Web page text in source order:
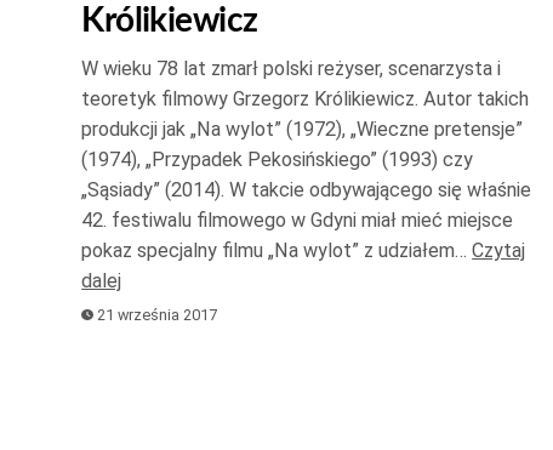
do
dołu
aby
zwiększyć
lub
zmniejszyć
Królikiewicz
W wieku 78 lat zmarł polski reżyser, scenarzysta i
teoretyk filmowy Grzegorz Królikiewicz. Autor takich
produkcji jak „Na wylot” (1972), „Wieczne pretensje”
(1974), „Przypadek Pekosińskiego” (1993) czy
„Sąsiady” (2014). W takcie odbywającego się właśnie
42. festiwalu filmowego w Gdyni miał mieć miejsce
pokaz specjalny filmu „Na wylot” z udziałem…Czytaj
dalej
21 września 2017